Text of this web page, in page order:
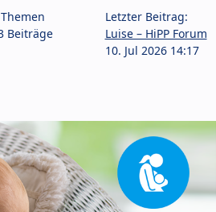
Beiträge
Letzter Beitrag:
Luise – HiPP Forum
10. Jul 2026 14:17